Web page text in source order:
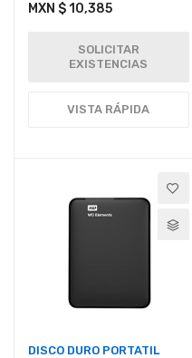
MXN $ 10,385
SOLICITAR
EXISTENCIAS
VISTA RÁPIDA
DISCO DURO PORTATIL